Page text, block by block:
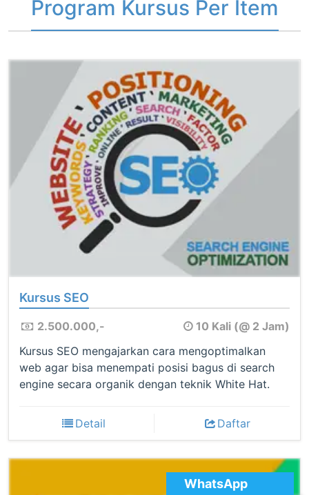
Program Kursus Per Item
Kursus SEO
2.500.000,-
10 Kali (@ 2 Jam)
Kursus SEO mengajarkan cara mengoptimalkan
web agar bisa menempati posisi bagus di search
engine secara organik dengan teknik White Hat.
Detail Daftar
WhatsApp